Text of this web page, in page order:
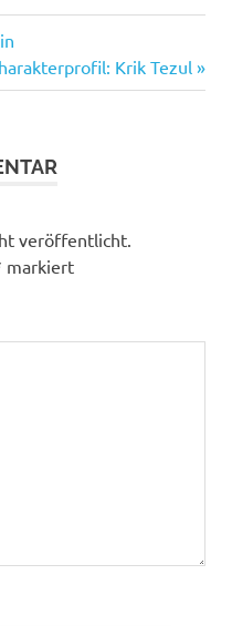
Krik Tezul
veröffentlicht.
markiert